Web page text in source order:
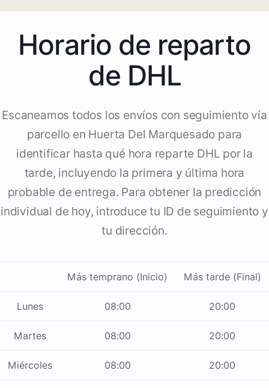
Horario de reparto
de DHL
Escaneamos todos los envíos con seguimiento vía
parcello en Huerta Del Marquesado para
identificar hasta qué hora reparte DHL por la
tarde, incluyendo la primera y última hora
probable de entrega. Para obtener la predicción
individual de hoy, introduce tu ID de seguimiento y
tu dirección.
Más temprano (Inicio) Más tarde (Final)
Lunes 08:00 20:00
Martes 08:00 20:00
Miércoles 08:00 20:00